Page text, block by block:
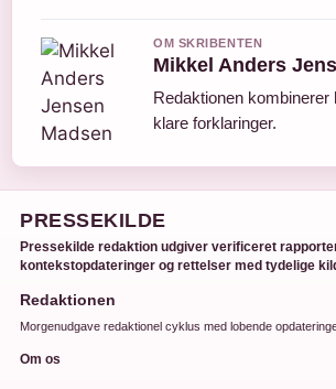
OM SKRIBENTEN
Mikkel Anders
Redaktionen kombinerer
klare forklaringer.
PRESSEKILDE
Pressekilde redaktion udgiver verificeret
kontekstopdateringer og rettelser med tydelige
Redaktionen
Morgenudgave redaktionel cyklus med lobende
Om os